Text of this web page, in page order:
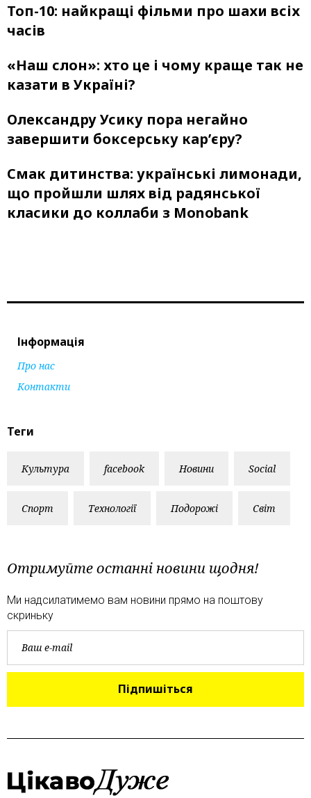
Топ-10: найкращі фільми про шахи всіх
часів
«Наш слон»: хто це і чому краще так не
казати в Україні?
Олександру Усику пора негайно
завершити боксерську кар’єру?
Смак дитинства: українські лимонади,
що пройшли шлях від радянської
класики до коллаби з Monobank
Інформація
Про нас
Контакти
Теги
Культура facebook Новини Social
Спорт Технології Подорожі Світ
Отримуйте останні новини щодня!
Ми надсилатимемо вам новини прямо на поштову
скриньку
Підпишіться